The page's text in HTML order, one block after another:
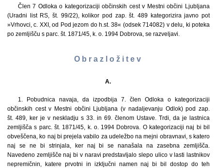
Člen 7 Odloka o kategorizaciji občinskih cest v Mestni občini Ljubljana
(Uradni list RS, št. 99/22), kolikor pod zap. št. 489 kategorizira javno pot
»Vrhovci, c. XXI, od Pod jezom do h.st. 38« (odsek 714082) v delu, ki poteka
po zemljišču s parc. št. 1871/45, k. o. 1994 Dobrova, se razveljavi.
O b r a z l o ž i t e v
A.
1.
Pobudnica navaja, da izpodbija 7. člen Odloka o kategorizaciji
občinskih cest v Mestni občini Ljubljana (v nadaljevanju Odlok) pod zap.
št. 489, ker je v neskladju s 33. in 69. členom Ustave. Trdi, da je lastnica
zemljišča s parc. št. 1871/45, k. o. 1994 Dobrova. O kategorizaciji naj bi bil
obveščena, ko naj bi prejela vabilo za udeležbo na mejni obravnavi, s katero
naj se ne bi strinjala, ker naj bi se nanašala na zasebna zemljišča.
Navedeno zemljišče naj bi v naravi predstavljalo slepo ulico v lasti lastnikov
nepremičnin, katere prvotni in izključni namen naj bi bil dostop do teh